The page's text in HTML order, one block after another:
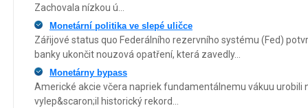
Zachovala nízkou ú...
Monetární politika ve slepé uličce
Zářijové status quo Federálního rezervního systému (Fed)
banky ukončit nouzová opatření, která zavedly...
Monetárny bypass
Americké akcie včera napriek fundamentálnemu vákuu urobili
vylep&scaron;il historický rekord...